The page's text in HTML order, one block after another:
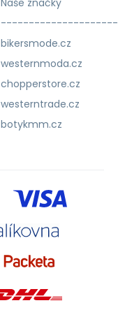
Naše značky
bikersmode.cz
westernmoda.cz
chopperstore.cz
westerntrade.cz
botykmm.cz